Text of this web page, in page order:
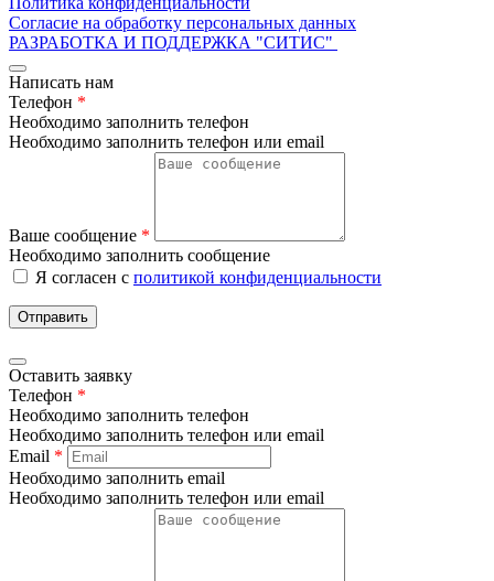
Согласие на обработку персональных данных
РАЗРАБОТКА И ПОДДЕРЖКА "СИТИС"
Написать нам
Телефон *
Необходимо заполнить телефон
Необходимо заполнить телефон или email
Ваше сообщение *
Необходимо заполнить сообщение
Я согласен с политикой конфиденциальности
Отправить
Оставить заявку
Телефон *
Необходимо заполнить телефон
Необходимо заполнить телефон или email
Email *
Необходимо заполнить email
Необходимо заполнить телефон или email